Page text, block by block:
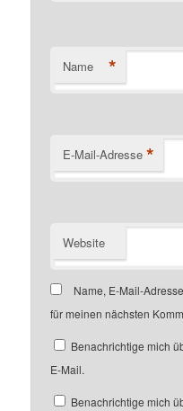
Name *
E-Mail-Adresse *
Website
Name, E-Mail-
für meinen nächsten
Benachrichtige mich
E-Mail.
Benachrichtige mich